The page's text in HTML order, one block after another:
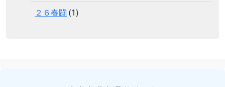
２６春闘 (1)